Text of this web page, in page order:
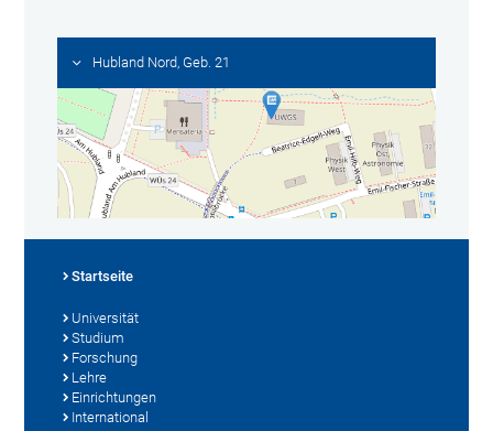
Hubland Nord, Geb. 21
Startseite
Universität
Studium
Forschung
Lehre
Einrichtungen
International